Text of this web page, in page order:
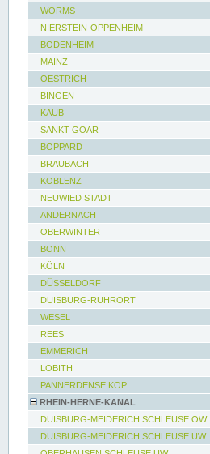
WORMS
NIERSTEIN-OPPENHEIM
BODENHEIM
MAINZ
OESTRICH
BINGEN
KAUB
SANKT GOAR
BOPPARD
BRAUBACH
KOBLENZ
NEUWIED STADT
ANDERNACH
OBERWINTER
BONN
KÖLN
DÜSSELDORF
DUISBURG-RUHRORT
WESEL
REES
EMMERICH
LOBITH
PANNERDENSE KOP
RHEIN-HERNE-KANAL
DUISBURG-MEIDERICH SCHLEUSE OW
DUISBURG-MEIDERICH SCHLEUSE UW